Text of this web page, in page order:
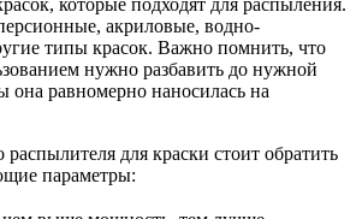
которые подходят для распыления.
акриловые, водно-
типы красок. Важно помнить, что
нужно разбавить до нужной
она равномерно наносилась на
для краски стоит обратить
параметры: